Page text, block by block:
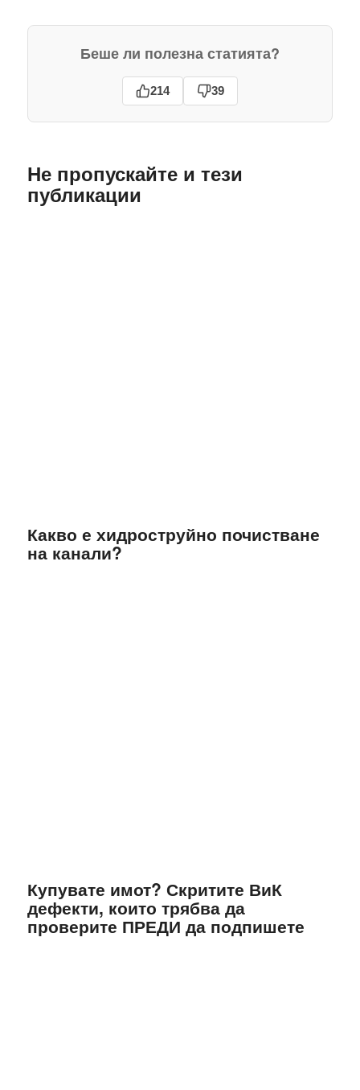
Беше ли полезна статията?
214 39
Не пропускайте и тези
публикации
Какво е хидроструйно почистване
на канали?
Купувате имот? Скритите ВиК
дефекти, които трябва да
проверите ПРЕДИ да подпишете